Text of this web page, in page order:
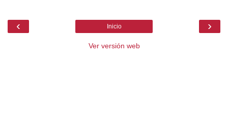
‹ ›
Inicio
Ver versión web